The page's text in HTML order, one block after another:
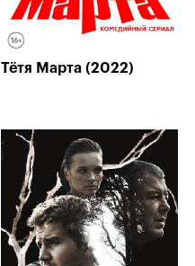
Тётя Марта (2022)